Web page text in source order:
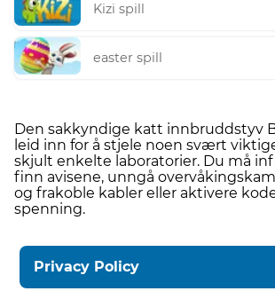
Kizi spill
easter spill
Den sakkyndige katt innbruddstyv
leid inn for å stjele noen svært
skjult enkelte laboratorier. Du må
finn avisene, unngå
og frakoble kabler eller aktivere
spenning.
Privacy Policy